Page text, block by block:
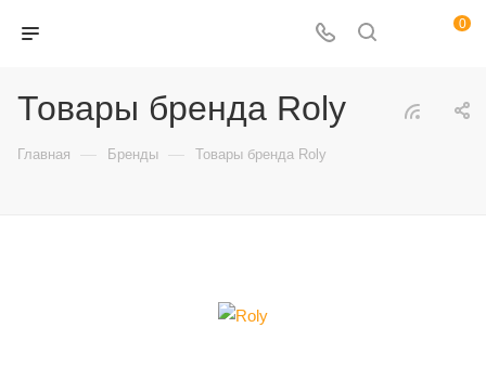
0
Товары бренда Roly
Главная — Бренды — Товары бренда Roly